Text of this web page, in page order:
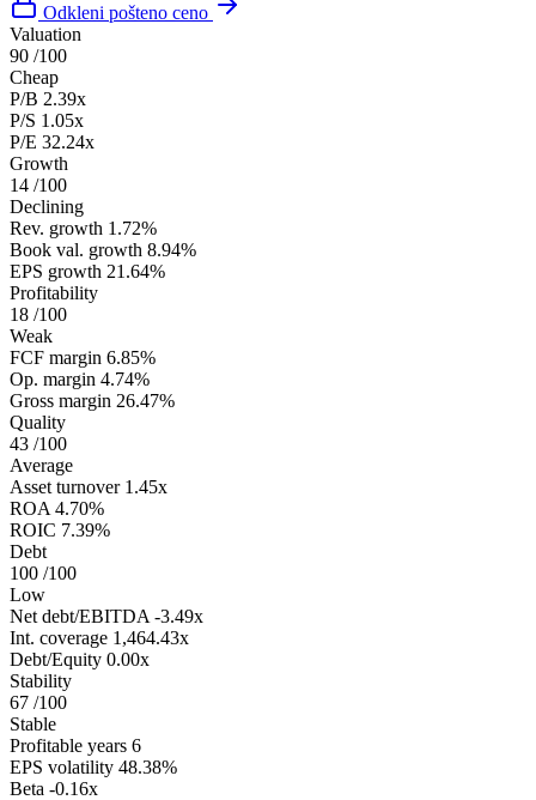
Odkleni pošteno ceno
Valuation
90 /100
Cheap
P/B 2.39x
P/S 1.05x
P/E 32.24x
Growth
14 /100
Declining
Rev. growth 1.72%
Book val. growth 8.94%
EPS growth 21.64%
Profitability
18 /100
Weak
FCF margin 6.85%
Op. margin 4.74%
Gross margin 26.47%
Quality
43 /100
Average
Asset turnover 1.45x
ROA 4.70%
ROIC 7.39%
Debt
100 /100
Low
Net debt/EBITDA -3.49x
Int. coverage 1,464.43x
Debt/Equity 0.00x
Stability
67 /100
Stable
Profitable years 6
EPS volatility 48.38%
Beta -0.16x